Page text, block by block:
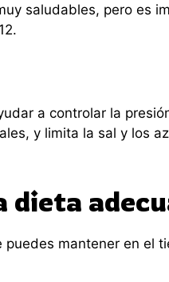
saludables, pero es
a controlar la
y limita la sal y los
dieta
puedes mantener en el